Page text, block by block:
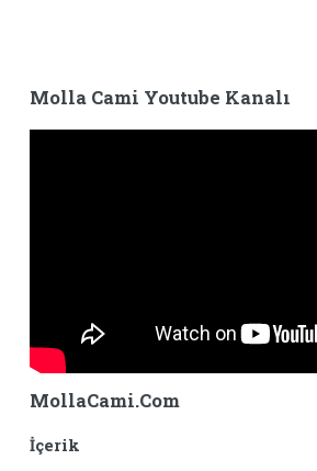
Molla Cami Youtube Kanalı
MollaCami.Com
İçerik